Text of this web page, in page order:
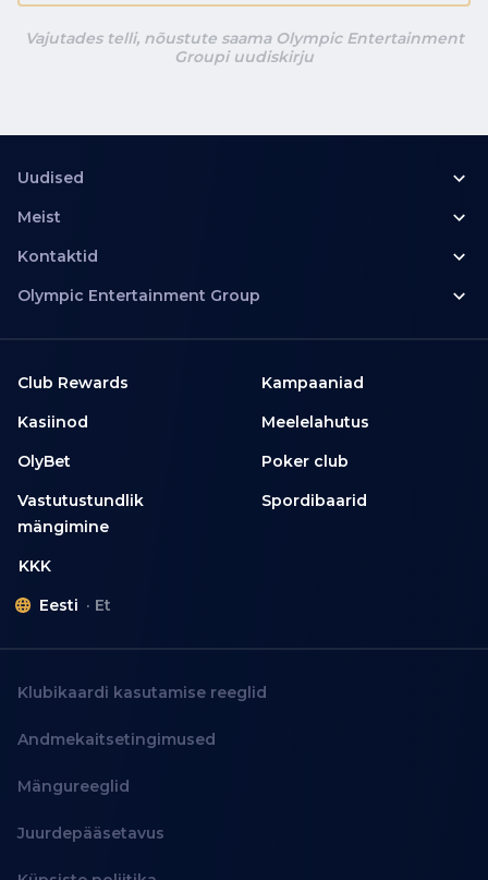
Vajutades telli, nõustute saama Olympic Entertainment
Groupi uudiskirju
Uudised
Meist
Kontaktid
Olympic Entertainment Group
Club Rewards
Kampaaniad
Kasiinod
Meelelahutus
OlyBet
Poker club
Vastutustundlik
mängimine
Spordibaarid
KKK
Eesti
Et
Klubikaardi kasutamise reeglid
Andmekaitsetingimused
Mängureeglid
Juurdepääsetavus